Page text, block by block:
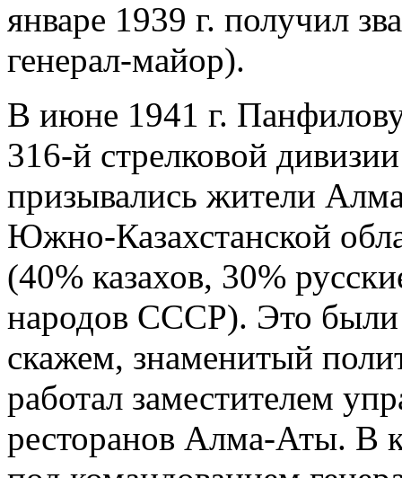
январе 1939 г. получил
генерал-майор).
В июне 1941 г.
316-й стрелковой
призывались жители
Южно-Казахстанской
(40% казахов, 30%
народов СССР). Это
скажем, знаменитый
работал заместителем
ресторанов Алма-Аты. В